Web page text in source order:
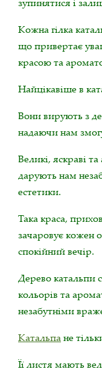
Кожна гілка
що привертає
красою та
Найцікавіше в
Вони вирують з
надаючи нам
Великі, яскраві
дарують нам
естетики.
Така краса,
зачаровує кожен
спокійний вечір.
Дерево
кольорів та
незабутніми
Катальпане
Її листя мають